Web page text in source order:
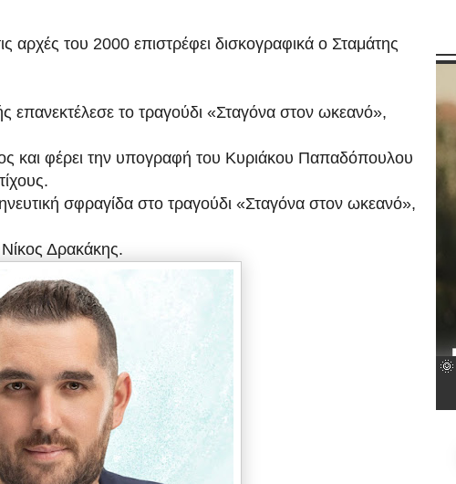
αρχές του 2000 επιστρέφει δισκογραφικά ο Σταμάτης
επανεκτέλεσε το τραγούδι «Σταγόνα στον ωκεανό»,
και φέρει την υπογραφή του Κυριάκου Παπαδόπουλου
σφραγίδα στο τραγούδι «Σταγόνα στον ωκεανό»,
Δρακάκης.